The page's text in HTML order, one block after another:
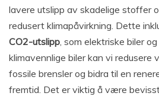
lavere utslipp av skadelige stoffer
redusert klimapåvirkning. Dette
CO2-utslipp , som elektriske biler
klimavennlige biler kan vi redusere
fossile brensler og bidra til en
fremtid. Det er viktig å være